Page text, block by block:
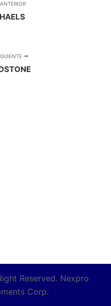
Reserved. Nexpro
Corp.